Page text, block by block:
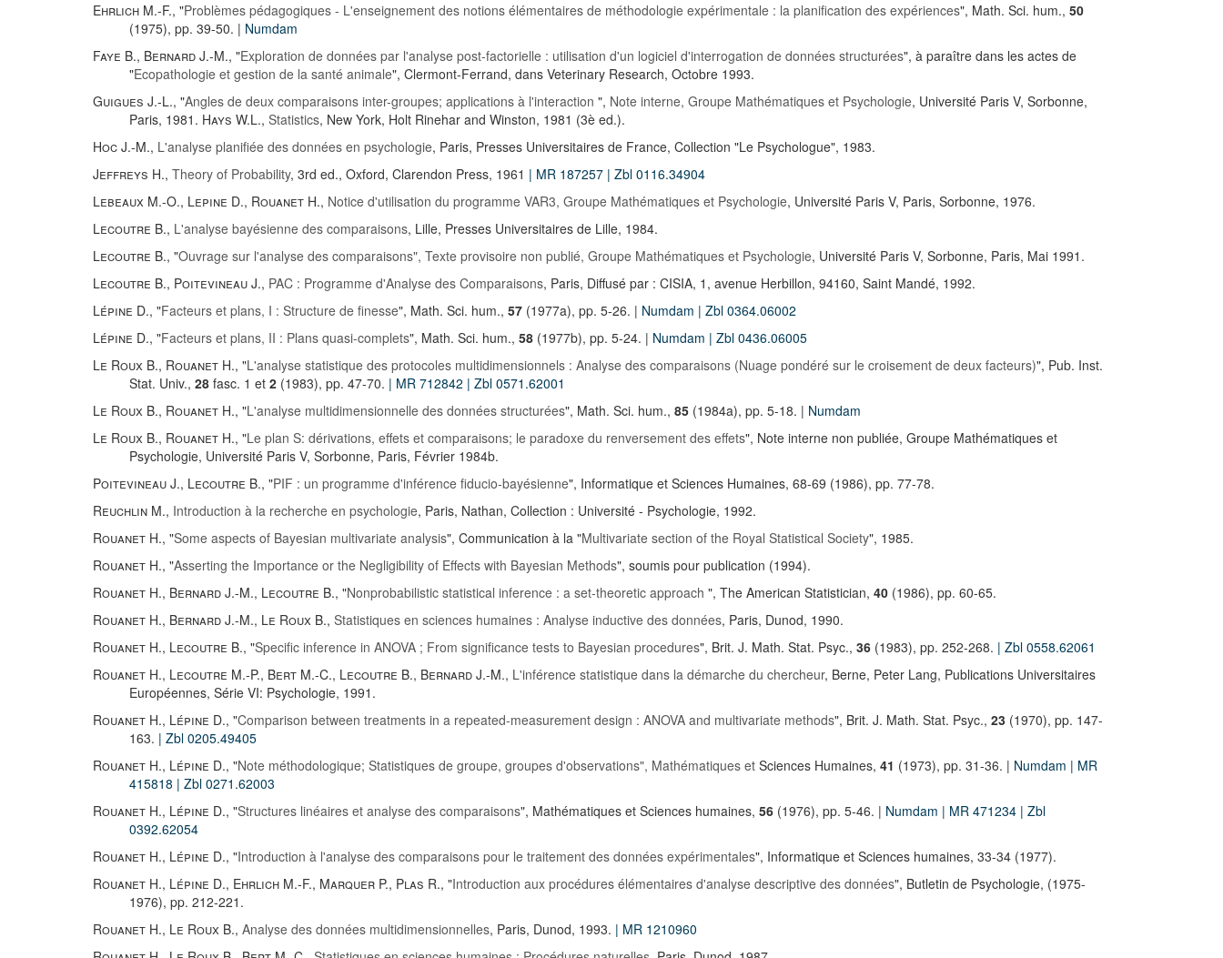
Ehrlich M.-F., "Problèmes pédagogiques - L'enseignement des notions élémentaires de méthodologie expérimentale : la planification des expériences", Math. Sci. hum., 50
(1975), pp. 39-50. | Numdam
Faye B., Bernard J.-M., "Exploration de données par l'analyse post-factorielle : utilisation d'un logiciel d'interrogation de données structurées", à paraître dans les actes de
"Ecopathologie et gestion de la santé animale", Clermont-Ferrand, dans Veterinary Research, Octobre 1993.
Guigues J.-L., "Angles de deux comparaisons inter-groupes; applications à l'interaction ", Note interne, Groupe Mathématiques et Psychologie, Université Paris V, Sorbonne,
Paris, 1981. Hays W.L., Statistics, New York, Holt Rinehar and Winston, 1981 (3è ed.).
Hoc J.-M., L'analyse planifiée des données en psychologie, Paris, Presses Universitaires de France, Collection "Le Psychologue", 1983.
Jeffreys H., Theory of Probability, 3rd ed., Oxford, Clarendon Press, 1961 | MR 187257 | Zbl 0116.34904
Lebeaux M.-O., Lepine D., Rouanet H., Notice d'utilisation du programme VAR3, Groupe Mathématiques et Psychologie, Université Paris V, Paris, Sorbonne, 1976.
Lecoutre B., L'analyse bayésienne des comparaisons, Lille, Presses Universitaires de Lille, 1984.
Lecoutre B., "Ouvrage sur l'analyse des comparaisons", Texte provisoire non publié, Groupe Mathématiques et Psychologie, Université Paris V, Sorbonne, Paris, Mai 1991.
Lecoutre B., Poitevineau J., PAC : Programme d'Analyse des Comparaisons, Paris, Diffusé par : CISIA, 1, avenue Herbillon, 94160, Saint Mandé, 1992.
Lépine D., "Facteurs et plans, I : Structure de finesse", Math. Sci. hum., 57 (1977a), pp. 5-26. | Numdam | Zbl 0364.06002
Lépine D., "Facteurs et plans, II : Plans quasi-complets", Math. Sci. hum., 58 (1977b), pp. 5-24. | Numdam | Zbl 0436.06005
Le Roux B., Rouanet H., "L'analyse statistique des protocoles multidimensionnels : Analyse des comparaisons (Nuage pondéré sur le croisement de deux facteurs)", Pub. Inst.
Stat. Univ., 28 fasc. 1 et 2 (1983), pp. 47-70. | MR 712842 | Zbl 0571.62001
Le Roux B., Rouanet H., "L'analyse multidimensionnelle des données structurées", Math. Sci. hum., 85 (1984a), pp. 5-18. | Numdam
Le Roux B., Rouanet H., "Le plan S: dérivations, effets et comparaisons; le paradoxe du renversement des effets", Note interne non publiée, Groupe Mathématiques et
Psychologie, Université Paris V, Sorbonne, Paris, Février 1984b.
Poitevineau J., Lecoutre B., "PIF : un programme d'inférence fiducio-bayésienne", Informatique et Sciences Humaines, 68-69 (1986), pp. 77-78.
Reuchlin M., Introduction à la recherche en psychologie, Paris, Nathan, Collection : Université - Psychologie, 1992.
Rouanet H., "Some aspects of Bayesian multivariate analysis", Communication à la "Multivariate section of the Royal Statistical Society", 1985.
Rouanet H., "Asserting the Importance or the Negligibility of Effects with Bayesian Methods", soumis pour publication (1994).
Rouanet H., Bernard J.-M., Lecoutre B., "Nonprobabilistic statistical inference : a set-theoretic approach ", The American Statistician, 40 (1986), pp. 60-65.
Rouanet H., Bernard J.-M., Le Roux B., Statistiques en sciences humaines : Analyse inductive des données, Paris, Dunod, 1990.
Rouanet H., Lecoutre B., "Specific inference in ANOVA ; From significance tests to Bayesian procedures", Brit. J. Math. Stat. Psyc., 36 (1983), pp. 252-268. | Zbl 0558.62061
Rouanet H., Lecoutre M.-P., Bert M.-C., Lecoutre B., Bernard J.-M., L'inférence statistique dans la démarche du chercheur, Berne, Peter Lang, Publications Universitaires
Européennes, Série VI: Psychologie, 1991.
Rouanet H., Lépine D., "Comparison between treatments in a repeated-measurement design : ANOVA and multivariate methods", Brit. J. Math. Stat. Psyc., 23 (1970), pp. 147-
163. | Zbl 0205.49405
Rouanet H., Lépine D., "Note méthodologique; Statistiques de groupe, groupes d'observations", Mathématiques et Sciences Humaines, 41 (1973), pp. 31-36. | Numdam | MR
415818 | Zbl 0271.62003
Rouanet H., Lépine D., "Structures linéaires et analyse des comparaisons", Mathématiques et Sciences humaines, 56 (1976), pp. 5-46. | Numdam | MR 471234 | Zbl
0392.62054
Rouanet H., Lépine D., "Introduction à l'analyse des comparaisons pour le traitement des données expérimentales", Informatique et Sciences humaines, 33-34 (1977).
Rouanet H., Lépine D., Ehrlich M.-F., Marquer P., Plas R., "Introduction aux procédures élémentaires d'analyse descriptive des données", Butletin de Psychologie, (1975-
1976), pp. 212-221.
Rouanet H., Le Roux B., Analyse des données multidimensionnelles, Paris, Dunod, 1993. | MR 1210960